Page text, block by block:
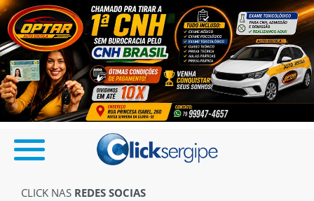
CLICK NAS REDES SOCIAS